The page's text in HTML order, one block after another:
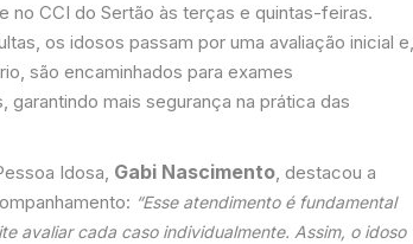
no CCI do Sertão às terças e quintas-feiras.
os idosos passam por uma avaliação inicial e,
são encaminhados para exames
garantindo mais segurança na prática das
Idosa, Gabi Nascimento, destacou a
“Esse atendimento é fundamental
avaliar cada caso individualmente. Assim, o idoso